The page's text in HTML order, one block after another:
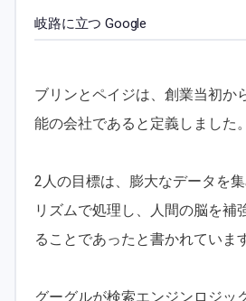
岐路に立つ Google
ブリンとペイジは、創業当初か
能の会社であると定義しました。
2人の目標は、膨大なデータを
リズムで処理し、人間の脳を補
ることであったと書かれていま
グーグルが検索エンジンロジッ